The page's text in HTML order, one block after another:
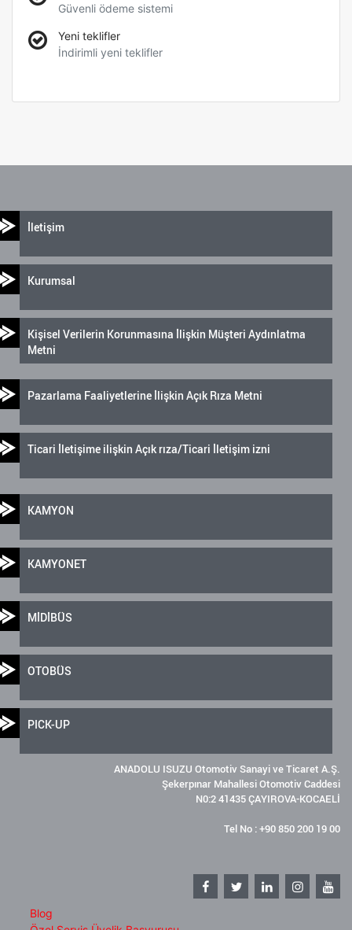
Güvenli ödeme sistemi
Yeni teklifler
İndirimli yeni teklifler
İletişim
Kurumsal
Kişisel Verilerin Korunmasına İlişkin Müşteri Aydınlatma
Metni
Pazarlama Faaliyetlerine İlişkin Açık Rıza Metni
Ticari İletişime ilişkin Açık rıza/Ticari İletişim izni
KAMYON
KAMYONET
MİDİBÜS
OTOBÜS
PICK-UP
ANADOLU ISUZU Otomotiv Sanayi ve Ticaret A.Ş.
Şekerpınar Mahallesi Otomotiv Caddesi
N0:2 41435 ÇAYIROVA-KOCAELİ
Tel No : +90 850 200 19 00
Blog